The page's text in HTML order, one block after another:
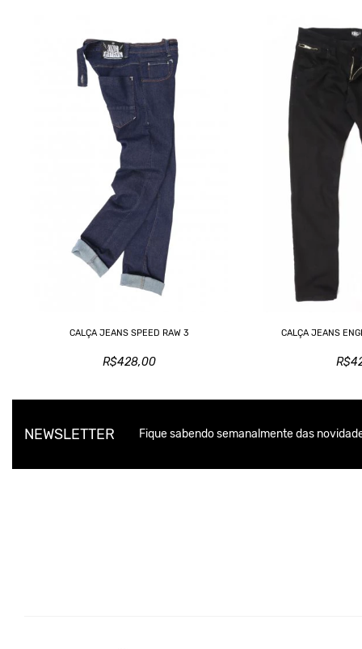
CALÇA JEANS SPEED RAW 3
R$428,00
CALÇA JEANS
NEWSLETTER Fique sabendo semanalmente das